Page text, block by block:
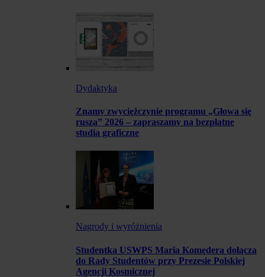
Dydaktyka
Znamy zwyciężczynie programu „Głowa się
rusza” 2026 – zapraszamy na bezpłatne
studia graficzne
Nagrody i wyróżnienia
Studentka USWPS Maria Komędera dołącza
do Rady Studentów przy Prezesie Polskiej
Agencji Kosmicznej